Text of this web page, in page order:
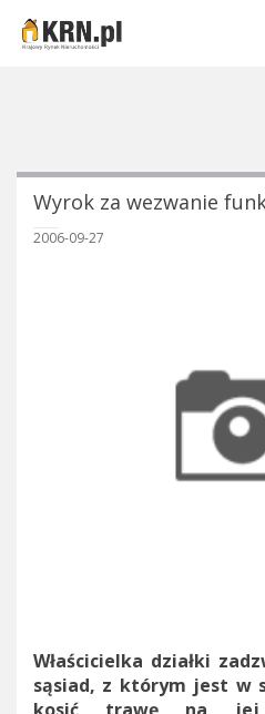
Wyrok za wezwanie
2006-09-27
Właścicielka działki
sąsiad, z którym jest w